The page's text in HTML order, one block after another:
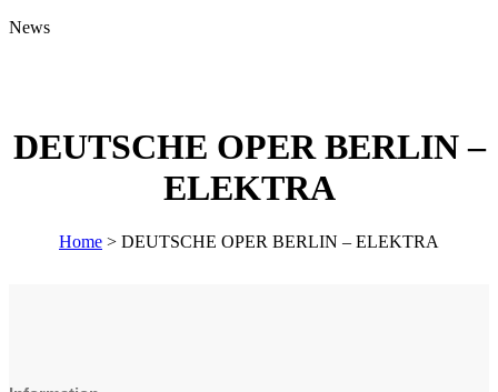
News
DEUTSCHE OPER BERLIN –
ELEKTRA
Home > DEUTSCHE OPER BERLIN – ELEKTRA